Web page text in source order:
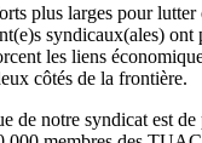
plus larges pour lutter
syndicaux(ales) ont
les liens
côtés de la frontière.
de notre syndicat est de